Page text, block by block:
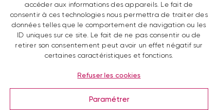
accéder aux informations des appareils. Le fait de
consentir à ces technologies nous permettra de traiter des
données telles que le comportement de navigation ou les
ID uniques sur ce site. Le fait de ne pas consentir ou de
retirer son consentement peut avoir un effet négatif sur
certaines caractéristiques et fonctions.
Refuser les cookies
Paramétrer